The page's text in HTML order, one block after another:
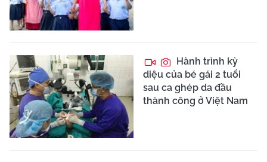
Hành trình kỳ
diệu của bé gái 2 tuổi
sau ca ghép da đầu
thành công ở Việt Nam